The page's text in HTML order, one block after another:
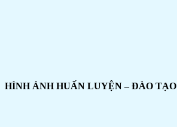
HÌNH ẢNH HUẤN LUYỆN – ĐÀO TẠO